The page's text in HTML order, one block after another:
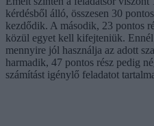
kérdésből álló, összesen 30
kezdődik. A második, 23 pontos
közül egyet kell kifejteniük.
mennyire jól használja az adott
harmadik, 47 pontos rész pedig
számítást igénylő feladatot